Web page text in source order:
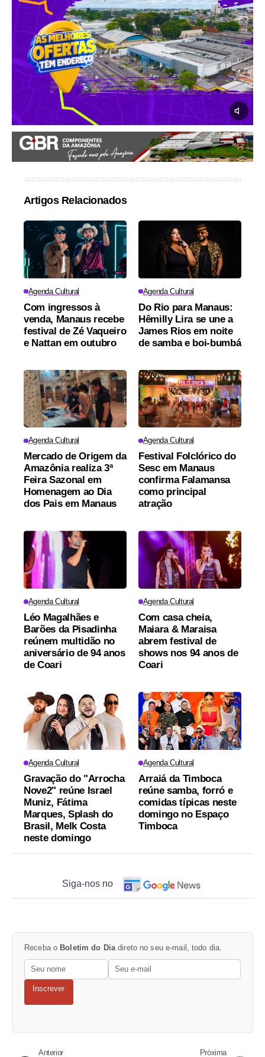
Artigos Relacionados
Agenda Cultural
Com ingressos à
venda, Manaus recebe
festival de Zé Vaqueiro
e Nattan em outubro
Agenda Cultural
Do Rio para Manaus:
Hêmilly Lira se une a
James Rios em noite
de samba e boi-bumbá
Agenda Cultural
Mercado de Origem da
Amazônia realiza 3ª
Feira Sazonal em
Homenagem ao Dia
dos Pais em Manaus
Agenda Cultural
Festival Folclórico do
Sesc em Manaus
confirma Falamansa
como principal
atração
Agenda Cultural
Léo Magalhães e
Barões da Pisadinha
reúnem multidão no
aniversário de 94 anos
de Coari
Agenda Cultural
Com casa cheia,
Maiara & Maraisa
abrem festival de
shows nos 94 anos de
Coari
Agenda Cultural
Gravação do "Arrocha
Nove2" reúne Israel
Muniz, Fátima
Marques, Splash do
Brasil, Melk Costa
neste domingo
Agenda Cultural
Arraiá da Timboca
reúne samba, forró e
comidas típicas neste
domingo no Espaço
Timboca
Siga-nos no
Receba o Boletim do Diadireto no seu e-mail, todo dia.
Inscrever
Anterior Próxima